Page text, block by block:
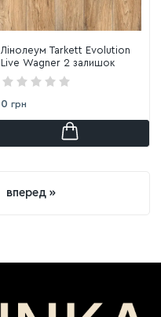
Лінолеум Tarkett Evolution
Live Wagner 2 залишок
0 грн
вперед »